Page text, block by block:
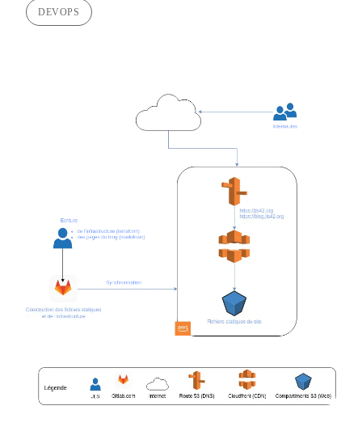
DEVOPS